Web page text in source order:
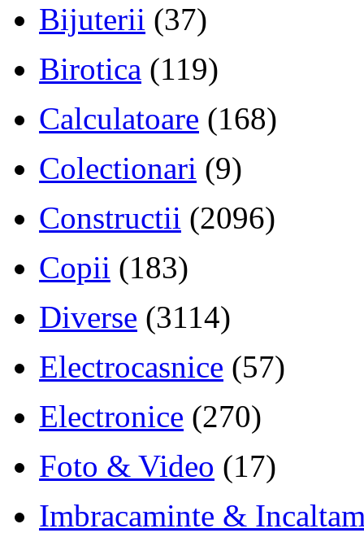
Bijuterii (37)
Birotica (119)
Calculatoare (168)
Colectionari (9)
Constructii (2096)
Copii (183)
Diverse (3114)
Electrocasnice (57)
Electronice (270)
Foto & Video (17)
Imbracaminte &